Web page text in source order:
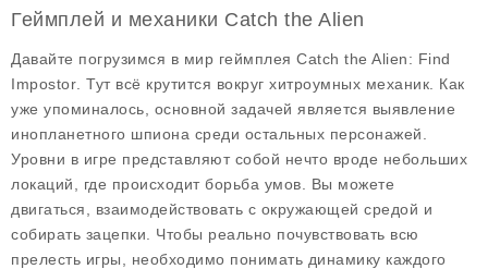
Геймплей и механики Catch the Alien
Давайте погрузимся в мир геймплея Catch the Alien: Find
Impostor . Тут всё крутится вокруг хитроумных механик. Как
уже упоминалось, основной задачей является выявление
инопланетного шпиона среди остальных персонажей.
Уровни в игре представляют собой нечто вроде небольших
локаций, где происходит борьба умов. Вы можете
двигаться, взаимодействовать с окружающей средой и
собирать зацепки. Чтобы реально почувствовать всю
прелесть игры, необходимо понимать динамику каждого